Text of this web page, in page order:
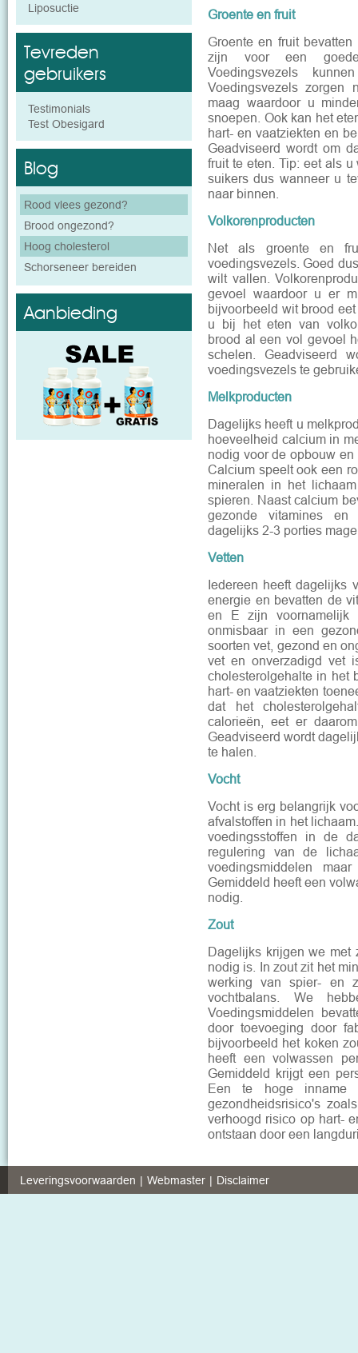
Liposuctie
Tevreden
gebruikers
Testimonials
Test Obesigard
Blog
Rood vlees gezond?
Brood ongezond?
Hoog cholesterol
Schorseneer bereiden
Aanbieding
Groente en fruit
Groente en fruit
zijn voor een goede
Voedingsvezels
Voedingsvezels
maag waardoor u
snoepen. Ook kan het
hart- en vaatziekten en
Geadviseerd wordt om
fruit te eten. Tip: eet als
suikers dus wanneer u
naar binnen.
Volkorenproducten
Net als groente en
voedingsvezels. Goed
wilt vallen.
gevoel waardoor u er
bijvoorbeeld wit brood
u bij het eten van
brood al een vol gevoel
schelen. Geadviseerd
voedingsvezels te
Melkproducten
Dagelijks heeft u
hoeveelheid calcium in
nodig voor de opbouw
Calcium speelt ook een
mineralen in het
spieren. Naast calcium
gezonde vitamines en
dagelijks 2-3 porties
Vetten
Iedereen heeft dagelijks
energie en bevatten de
en E zijn
onmisbaar in een
soorten vet, gezond en
vet en onverzadigd vet
cholesterolgehalte in het
hart- en vaatziekten
dat het
calorieën, eet er
Geadviseerd wordt
te halen.
Vocht
Vocht is erg belangrijk
afvalstoffen in het
voedingsstoffen in de
regulering van de
voedingsmiddelen
Gemiddeld heeft een
nodig.
Zout
Dagelijks krijgen we met
nodig is. In zout zit het
werking van spier- en
vochtbalans. We
Voedingsmiddelen
door toevoeging door
bijvoorbeeld het koken
heeft een volwassen
Gemiddeld krijgt een
Een te hoge inname
gezondheidsrisico's
verhoogd risico op hart-
ontstaan door een
Leveringsvoorwaarden Webmaster Disclaimer